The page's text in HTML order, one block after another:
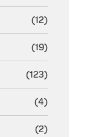
(12)
(19)
(123)
(4)
(2)